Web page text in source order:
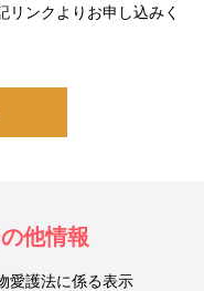
リンクよりお申し込みく
他情報
愛護法に係る表示